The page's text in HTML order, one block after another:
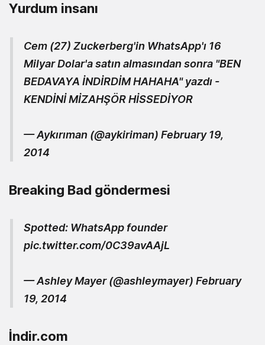
Yurdum insanı
Cem (27) Zuckerberg'in WhatsApp'ı 16
Milyar Dolar'a satın almasından sonra "BEN
BEDAVAYA İNDİRDİM HAHAHA" yazdı -
KENDİNİ MİZAHŞÖR HİSSEDİYOR
— Aykırıman (@aykiriman) February 19,
2014
Breaking Bad göndermesi
Spotted: WhatsApp founder
pic.twitter.com/0C39avAAjL
— Ashley Mayer (@ashleymayer) February
19, 2014
İndir.com